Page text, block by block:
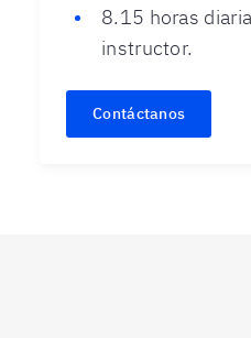
8.15 horas
instructor.
Contáctanos